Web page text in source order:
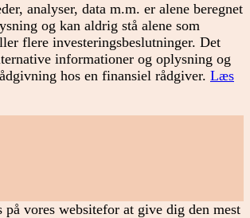
analyser, data m.m. er alene beregnet
og kan aldrig stå alene som
flere investeringsbeslutninger. Det
informationer og oplysning og
hos en finansiel rådgiver. Læs
vores websitefor at give dig den mest